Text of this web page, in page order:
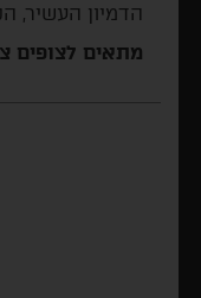
הדמיון העשיר,
מתאים לצופים